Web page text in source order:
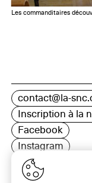
Les commanditaires
contact@la-
Inscription à la
Facebook
Instagram
LinkedIn